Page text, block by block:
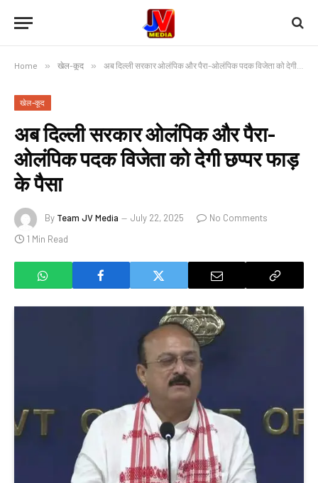
Home » खेल-कूद » अब दिल्ली सरकार ओलंपिक और पैरा-ओलंपिक पदक विजेता को देगी छप्पर फाड़ के पैसा
खेल-कूद
अब दिल्ली सरकार ओलंपिक और पैरा-
ओलंपिक पदक विजेता को देगी छप्पर फाड़
के पैसा
By Team JV Media July 22, 2025
No Comments
1 Min Read